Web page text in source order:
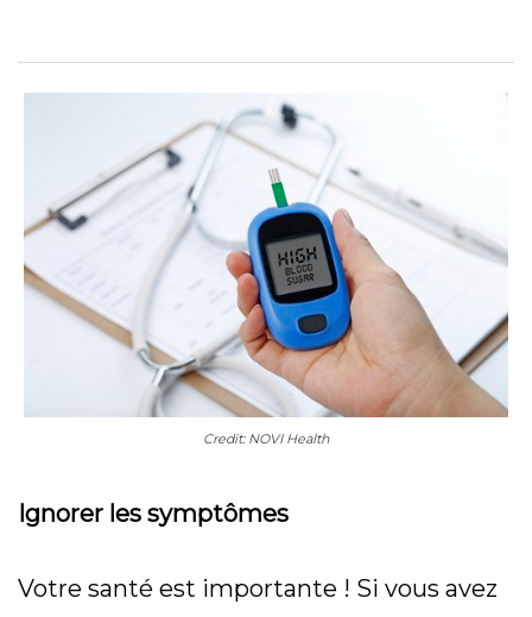
Credit: NOVI Health
Ignorer les symptômes
Votre santé est importante ! Si vous avez